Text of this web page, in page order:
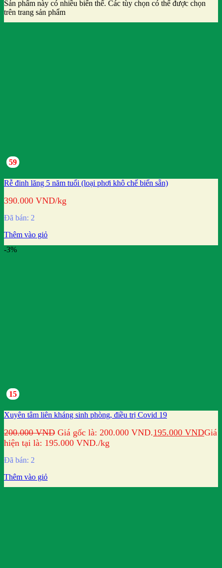
Sản phẩm này có nhiều biến thể. Các tùy chọn có thể được chọn
trên trang sản phẩm
59
Rễ đinh lăng 5 năm tuổi (loại phơi khô chế biến sẵn)
390.000 VND/kg
Đã bán: 2
Thêm vào giỏ
-3%
15
Xuyên tâm liên kháng sinh phòng, điều trị Covid 19
200.000VND Giá gốc là: 200.000 VND.195.000 VNDGiá
hiện tại là: 195.000 VND./kg
Đã bán: 2
Thêm vào giỏ